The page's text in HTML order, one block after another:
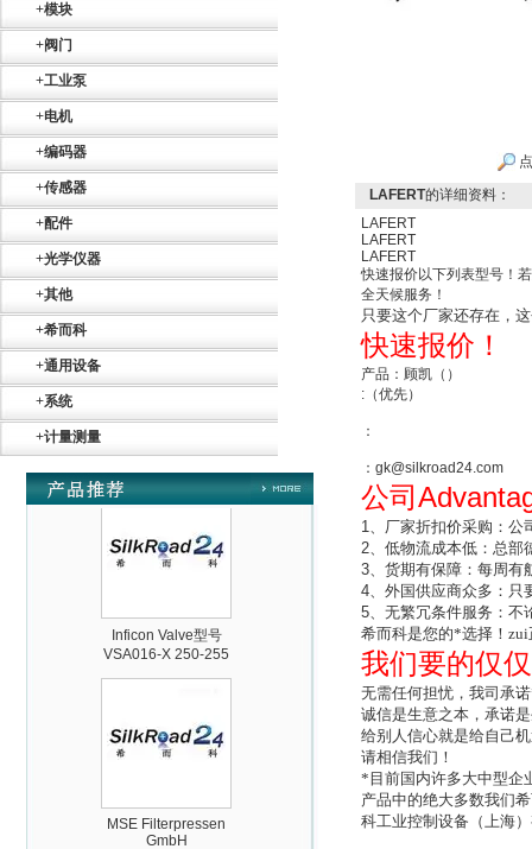
+模块
+阀门
+工业泵
+电机
+编码器
+传感器
+配件
+光学仪器
+其他
+希而科
+通用设备
+系统
+计量测量
SIEMENS 6SB2073-
Cesyco Endoskop
VSA016-X 250-255
GmbH
LAFERT的详细资料：
LAFERT
LAFERT
LAFERT
快速报价以下列表型号！
全天候服务！
只要这个厂家还存在，
快速报价！
产品：顾凯（）
:（优先）
：
：gk@silkroad24.com
公司
1、厂家折扣价采购：公
2、低物流成本低：总部
3、货期有保障：每周有
4、外国供应商众多：只
5、无繁冗条件服务：不
希而科是您的*选择！
我们要的仅
无需任何担忧，我司承诺
诚信是生意之本，承诺
给别人信心就是给自己
请相信我们！
*目前国内许多大中型企
产品中的绝大多数我们
科工业控制设备（上海